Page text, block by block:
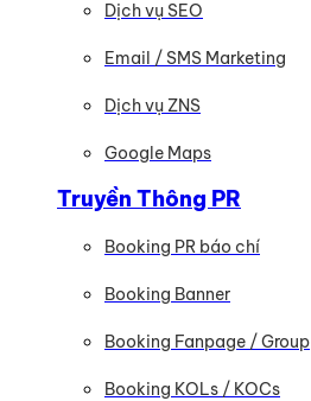
Dịch vụ SEO
Email / SMS Marketing
Dịch vụ ZNS
Google Maps
Truyền Thông PR
Booking PR báo chí
Booking Banner
Booking Fanpage / Group
Booking KOLs / KOCs